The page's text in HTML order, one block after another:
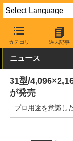
カテゴリ 過去記事
AKIBA PC Hotline!
ニュース
31型/
が発売
プロ用途を意識し